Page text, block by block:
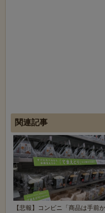
関連記事
【悲報】コンビニ「商品は手前